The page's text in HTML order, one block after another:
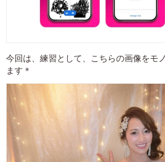
今回は、練習として、こちらの画像をモ
ます＊